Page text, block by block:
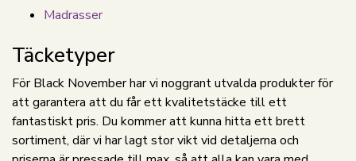
Madrasser
Täcketyper
För Black November har vi noggrant utvalda produkter för
att garantera att du får ett kvalitetstäcke till ett
fantastiskt pris. Du kommer att kunna hitta ett brett
sortiment, där vi har lagt stor vikt vid detaljerna och